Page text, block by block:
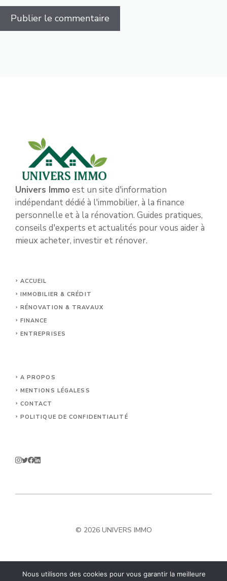
Univers Immo est un site d'information
indépendant dédié à l'immobilier, à la finance
personnelle et à la rénovation. Guides pratiques,
conseils d'experts et actualités pour vous aider à
mieux acheter, investir et rénover.
ACCUEIL
IMMOBILIER & CRÉDIT
RÉNOVATION & TRAVAUX
FINANCE
ENTREPRISES
A PROPOS
MENTIONS LÉGALES S
CONTACT
POLITIQUE DE CONFIDENTIALITÉ
© 2026 UNIVERS IMMO
Nous utilisons des cookies pour vous garantir la meilleure